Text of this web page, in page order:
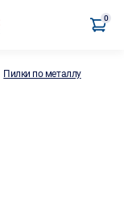
0
Пилки по металлу